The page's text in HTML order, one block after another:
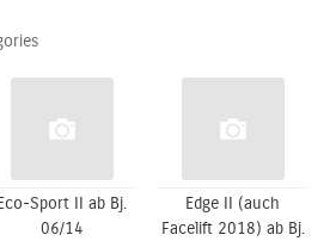
Sport II ab Bj.
06/14
Edge II (auch
Facelift 2018) ab Bj.